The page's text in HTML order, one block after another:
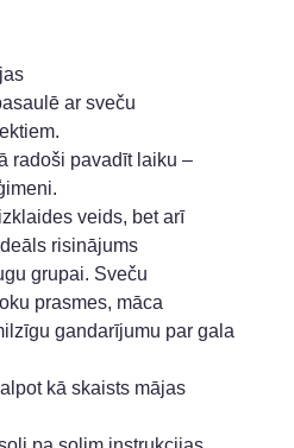
ar sveču
radoši pavadīt laiku –
veids, bet arī
risinājums
grupai. Sveču
prasmes, māca
gandarījumu par gala
kā skaists mājas